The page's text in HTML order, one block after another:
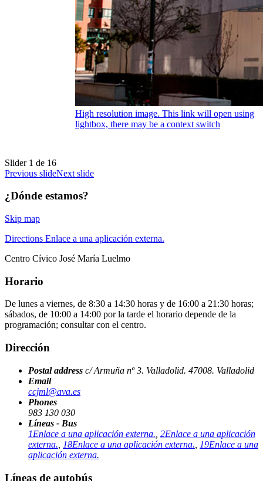
High resolution image. This link will open using
lightbox, there may be a context switch
Slider1 de 16
Previous slideNext slide
¿Dónde estamos?
Skip map
Leaflet
Directions Enlace a una aplicación externa.
Centro Cívico José María Luelmo
Horario
De lunes a viernes, de 8:30 a 14:30 horas y de 16:00 a 21:30 horas;
sábados, de 10:00 a 14:00 por la tarde el horario depende de la
programación; consultar con el centro.
Dirección
Postal address c/ Armuña nº 3. Valladolid. 47008. Valladolid
Email
ccjml@ava.es
Phones
983 130 030
Líneas - Bus
1Enlace a una aplicación externa. 2Enlace a una aplicación
externa.
18Enlace a una aplicación externa. 19Enlace a una
aplicación externa.
Líneas de autobús